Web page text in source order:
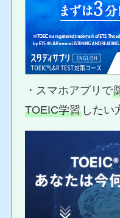
・スマホアプリで
TOEIC学習 したい